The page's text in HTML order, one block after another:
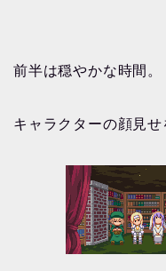
前半は穏やかな時間。
キャラクターの顔見せ